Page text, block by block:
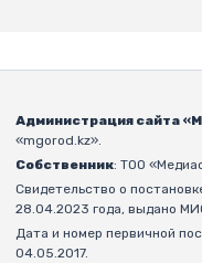
Администрация сайта
«mgorod.kz».
Собственник: ТОО
Свидетельство о
28.04.2023 года, выдано
Дата и номер первичной
04.05.2017.